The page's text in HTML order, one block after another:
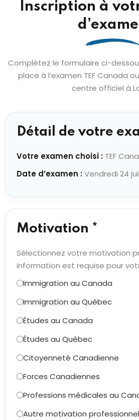
Inscription à
Complétez le formulaire ci-
place à l’examen TEF Canada
centre officiel à
Détail de votre
Votre examen choisi : TEF
Date d’examen :Vendredi 24
Motivation *
Sélectionnez votre motivation
information est requise pour
Immigration au Canada
Immigration au Québec
Études au Canada
Études au Québec
Citoyenneté Canadienne
Forces Canadiennes
Professions médicales au
Autre motivation